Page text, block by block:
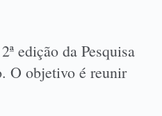
edição da Pesquisa
O objetivo é reunir